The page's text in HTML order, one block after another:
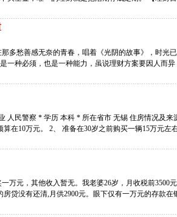
多愁善感无奈的青春，唱着《光阴的故事》，时光
一种必须，也是一种能力，虽说理财方案要因人而
人民警察 * 学历 本科 * 所在省市 无锡 住房情况及来
在10万元。 2、 准备在30岁之前购买一辆15万元左
万元，其他收入暂无。我老婆26岁，月收税前3500
贷没有还清,月供2900元。眼下仅有一万元的存款在